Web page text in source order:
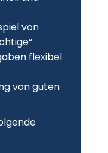
von
flexibel
von guten